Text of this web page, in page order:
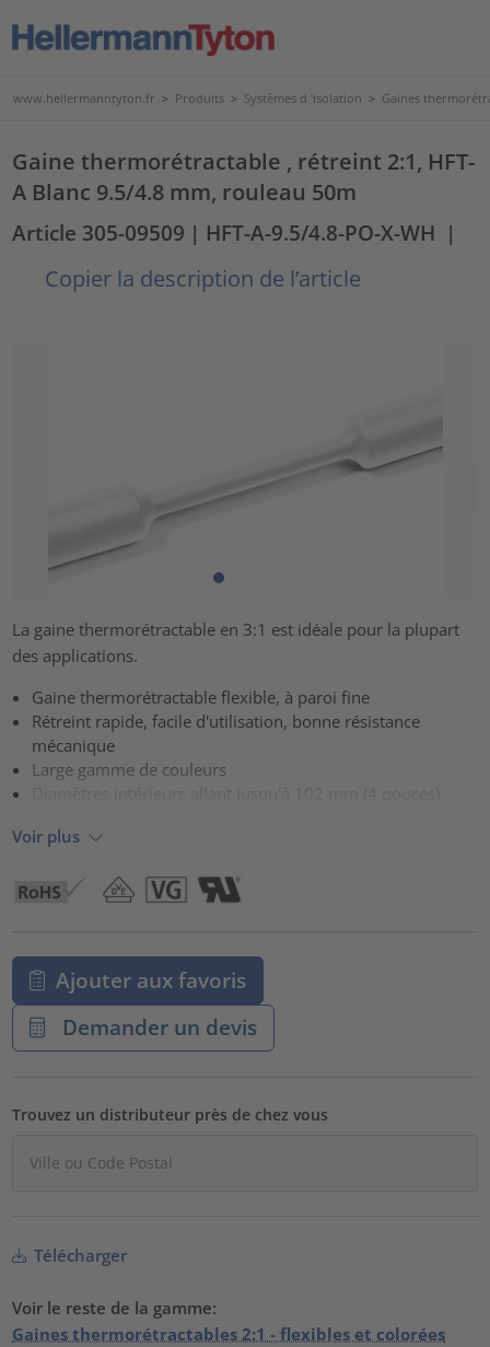
www.hellermanntyton.fr > Produits > Systèmes d 'isolation > Gaines
Gaine thermorétractable , rétreint 2:1, HFT-
A Blanc 9.5/4.8 mm, rouleau 50m
Article 305-09509 | HFT-A-9.5/4.8-PO-X-WH |
Copier la description de l’article
La gaine thermorétractable en 3:1 est idéale pour la plupart
des applications.
Gaine thermorétractable flexible, à paroi fine
Rétreint rapide, facile d'utilisation, bonne résistance
mécanique
Large gamme de couleurs
Voir plus
Ajouter aux favoris
Demander un devis
Trouvez un distributeur près de chez vous
Télécharger
Voir le reste de la gamme:
Gaines thermorétractables 2:1 - flexibles et colorées